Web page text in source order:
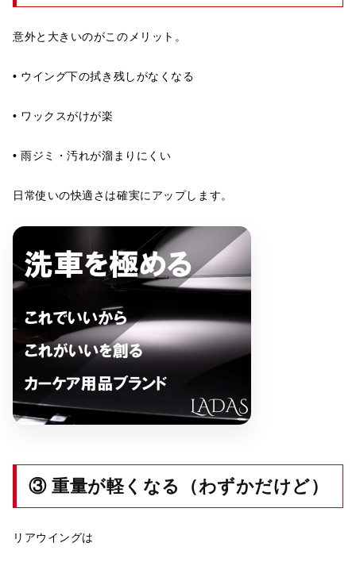
意外と大きいのがこのメリット。
• ウイング下の拭き残しがなくなる
• ワックスがけが楽
• 雨ジミ・汚れが溜まりにくい
日常使いの快適さは確実にアップします。
③ 重量が軽くなる（わずかだけど）
リアウイングは